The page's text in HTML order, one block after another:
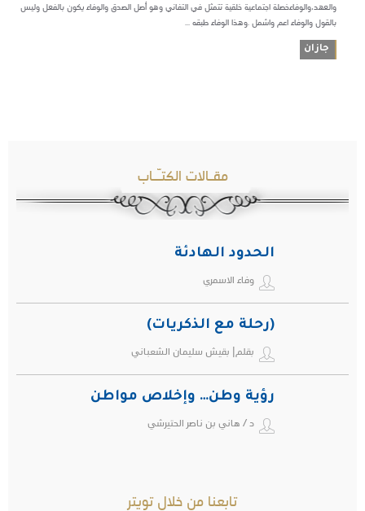
والعهد،والوفاءخصلة اجتماعية خلقية تتمثل في التفاني وهو أصل الصدق والوفاء يكون بالفعل وليس
بالقول والوفاء اعم واشمل .وهذا الوفاء طبقه ...
جازان
مقـالات الكتـّـاب
الحدود الهادئة
وفاء الاسمري
(رحلة مع الذكريات)
بقلم| بقيش سليمان الشعباني
رؤية وطن… وإخلاص مواطن
د / هاني بن ناصر الحتيرشي
تابعنا من خلال تويتر